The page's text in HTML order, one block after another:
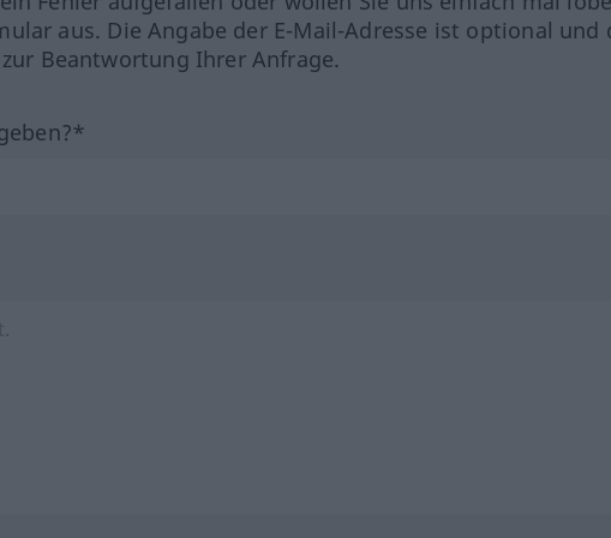
aus. Die Angabe der E-Mail-Adresse ist optional und
Beantwortung Ihrer Anfrage.